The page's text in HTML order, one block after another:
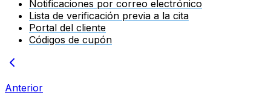
Notificaciones por correo electrónico
Lista de verificación previa a la cita
Portal del cliente
Códigos de cupón
Anterior